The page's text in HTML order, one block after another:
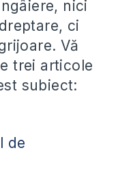
nici
ci
Vă
trei articole
subiect:
de